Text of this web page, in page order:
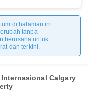
di halaman ini
tanpa
berusaha untuk
dan terkini.
Calgary